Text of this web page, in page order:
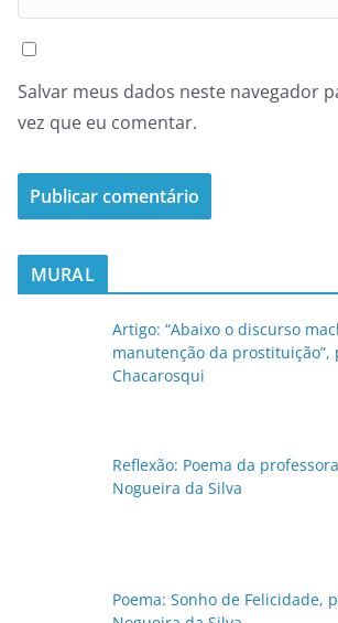
Salvar meus dados neste navegador
vez que eu comentar.
MURAL
Artigo: “Abaixo o discurso
manutenção da prostituição”,
Chacarosqui
Reflexão: Poema da
Nogueira da Silva
Poema: Sonho de Felicidade,